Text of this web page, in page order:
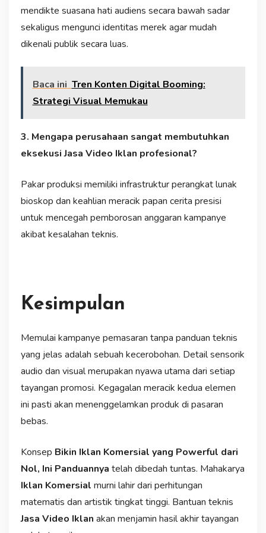
mendikte suasana hati audiens secara bawah sadar
sekaligus mengunci identitas merek agar mudah
dikenali publik secara luas.
Baca ini Tren Konten Digital Booming:
Strategi Visual Memukau
3. Mengapa perusahaan sangat membutuhkan
eksekusi Jasa Video Iklan profesional?
Pakar produksi memiliki infrastruktur perangkat lunak
bioskop dan keahlian meracik papan cerita presisi
untuk mencegah pemborosan anggaran kampanye
akibat kesalahan teknis.
Kesimpulan
Memulai kampanye pemasaran tanpa panduan teknis
yang jelas adalah sebuah kecerobohan. Detail sensorik
audio dan visual merupakan nyawa utama dari setiap
tayangan promosi. Kegagalan meracik kedua elemen
ini pasti akan menenggelamkan produk di pasaran
bebas.
Konsep Bikin Iklan Komersial yang Powerful dari
Nol, Ini Panduannya telah dibedah tuntas. Mahakarya
Iklan Komersial murni lahir dari perhitungan
matematis dan artistik tingkat tinggi. Bantuan teknis
Jasa Video Iklan akan menjamin hasil akhir tayangan